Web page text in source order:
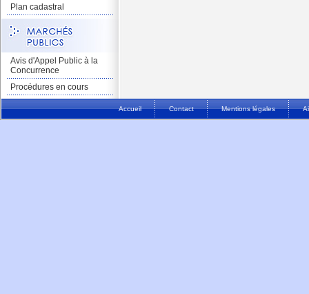
Plan cadastral
Avis d'Appel Public à la
Concurrence
Procédures en cours
Accueil Contact Mentions légales